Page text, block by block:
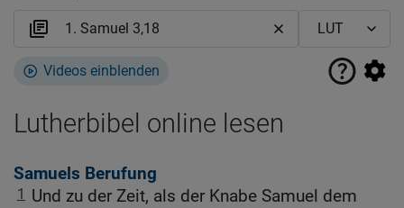
Videos einblenden
Lutherbibel online lesen
Samuels Berufung
1
Und zu der Zeit, als der Knabe Samuel dem